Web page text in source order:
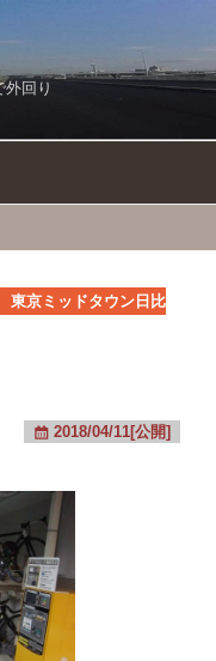
回り
東京ミッドタウン日比
2018/04/11[公開]